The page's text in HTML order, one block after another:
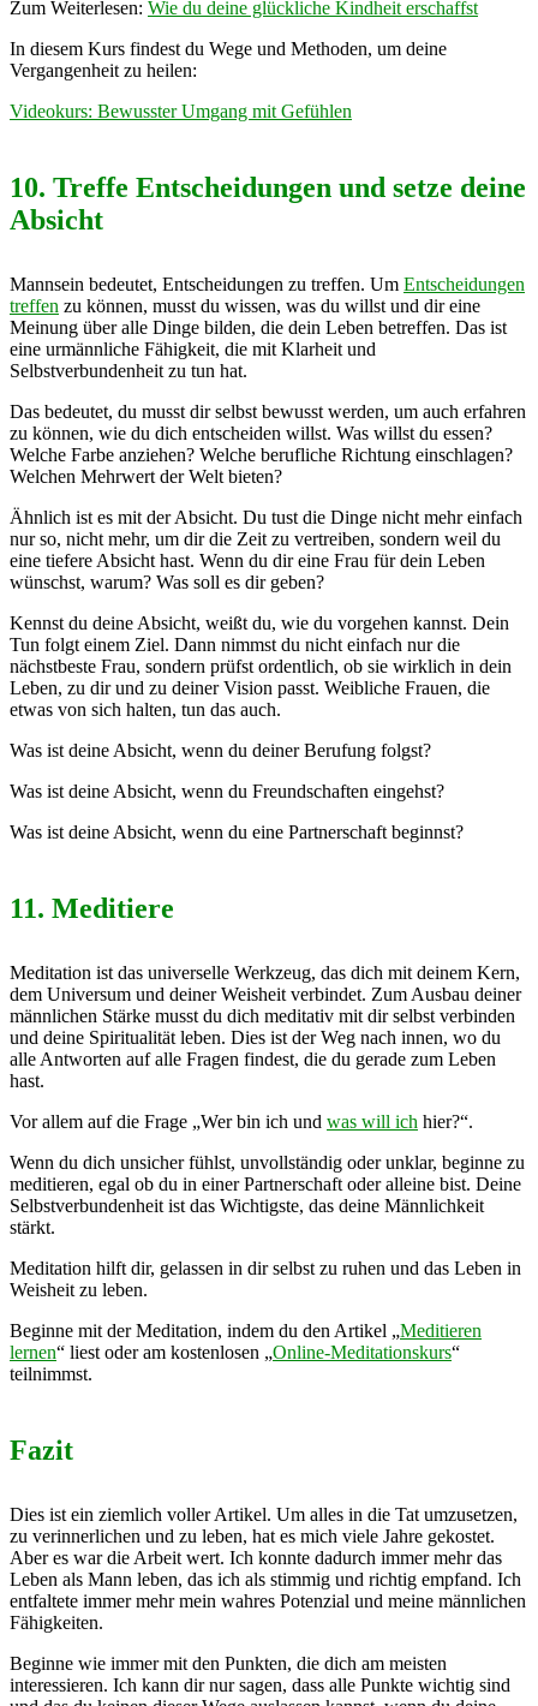
Zum Weiterlesen: Wie du deine glückliche Kindheit erschaffst
In diesem Kurs findest du Wege und Methoden, um deine
Vergangenheit zu heilen:
Videokurs: Bewusster Umgang mit Gefühlen
10. Treffe Entscheidungen und setze deine
Absicht
Mannsein bedeutet, Entscheidungen zu treffen. Um Entscheidungen
treffen zu können, musst du wissen, was du willst und dir eine
Meinung über alle Dinge bilden, die dein Leben betreffen. Das ist
eine urmännliche Fähigkeit, die mit Klarheit und
Selbstverbundenheit zu tun hat.
Das bedeutet, du musst dir selbst bewusst werden, um auch erfahren
zu können, wie du dich entscheiden willst. Was willst du essen?
Welche Farbe anziehen? Welche berufliche Richtung einschlagen?
Welchen Mehrwert der Welt bieten?
Ähnlich ist es mit der Absicht. Du tust die Dinge nicht mehr einfach
nur so, nicht mehr, um dir die Zeit zu vertreiben, sondern weil du
eine tiefere Absicht hast. Wenn du dir eine Frau für dein Leben
wünschst, warum? Was soll es dir geben?
Kennst du deine Absicht, weißt du, wie du vorgehen kannst. Dein
Tun folgt einem Ziel. Dann nimmst du nicht einfach nur die
nächstbeste Frau, sondern prüfst ordentlich, ob sie wirklich in dein
Leben, zu dir und zu deiner Vision passt. Weibliche Frauen, die
etwas von sich halten, tun das auch.
Was ist deine Absicht, wenn du deiner Berufung folgst?
Was ist deine Absicht, wenn du Freundschaften eingehst?
Was ist deine Absicht, wenn du eine Partnerschaft beginnst?
11. Meditiere
Meditation ist das universelle Werkzeug, das dich mit deinem Kern,
dem Universum und deiner Weisheit verbindet. Zum Ausbau deiner
männlichen Stärke musst du dich meditativ mit dir selbst verbinden
und deine Spiritualität leben. Dies ist der Weg nach innen, wo du
alle Antworten auf alle Fragen findest, die du gerade zum Leben
hast.
Vor allem auf die Frage „Wer bin ich und was will ich hier?“.
Wenn du dich unsicher fühlst, unvollständig oder unklar, beginne zu
meditieren, egal ob du in einer Partnerschaft oder alleine bist. Deine
Selbstverbundenheit ist das Wichtigste, das deine Männlichkeit
stärkt.
Meditation hilft dir, gelassen in dir selbst zu ruhen und das Leben in
Weisheit zu leben.
Beginne mit der Meditation, indem du den Artikel „Meditieren
lernen“ liest oder am kostenlosen „Online-Meditationskurs“
teilnimmst.
Fazit
Dies ist ein ziemlich voller Artikel. Um alles in die Tat umzusetzen,
zu verinnerlichen und zu leben, hat es mich viele Jahre gekostet.
Aber es war die Arbeit wert. Ich konnte dadurch immer mehr das
Leben als Mann leben, das ich als stimmig und richtig empfand. Ich
entfaltete immer mehr mein wahres Potenzial und meine männlichen
Fähigkeiten.
Beginne wie immer mit den Punkten, die dich am meisten
interessieren. Ich kann dir nur sagen, dass alle Punkte wichtig sind